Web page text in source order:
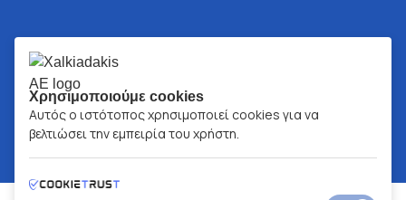
Χρησιμοποιούμε cookies
Αυτός ο ιστότοπος χρησιμοποιεί cookies για να
βελτιώσει την εμπειρία του χρήστη.